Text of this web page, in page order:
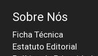
Sobre Nós
Ficha Técnica
Estatuto Editorial